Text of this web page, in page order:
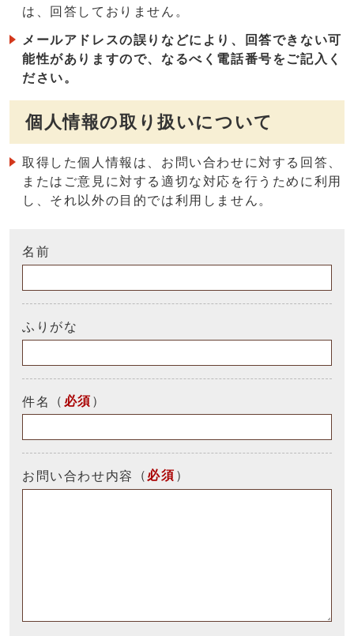
は、回答しておりません。
メールアドレスの誤りなどにより、回答できない可
能性がありますので、なるべく電話番号をご記入く
ださい。
個人情報の取り扱いについて
取得した個人情報は、お問い合わせに対する回答、
またはご意見に対する適切な対応を行うために利用
し、それ以外の目的では利用しません。
名前
ふりがな
件名 （ 必須 ）
お問い合わせ内容 （ 必須 ）